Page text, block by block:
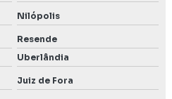
e resgate de fauna
Nilópolis
Resende
Uberlândia
Juiz de Fora